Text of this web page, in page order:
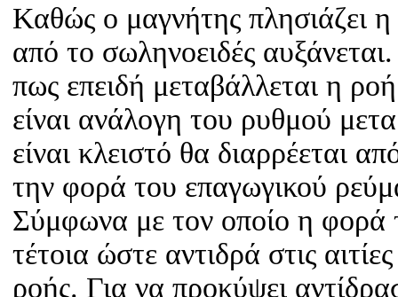
Καθώς ο μαγνήτης πλησιάζει
από το σωληνοειδές
πως επειδή μεταβάλλεται η
είναι ανάλογη του ρυθμού
είναι κλειστό θα διαρρέεται
την φορά του επαγωγικού
Σύμφωνα με τον οποίο η φορά
τέτοια ώστε αντιδρά στις
ροής. Για να προκύψει